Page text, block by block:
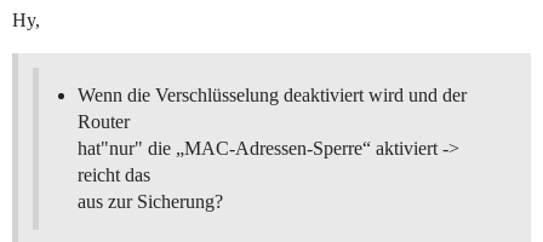
Hy,
Wenn die Verschlüsselung deaktiviert wird und der
Router
hat"nur" die „MAC-Adressen-Sperre“ aktiviert ->
reicht das
aus zur Sicherung?